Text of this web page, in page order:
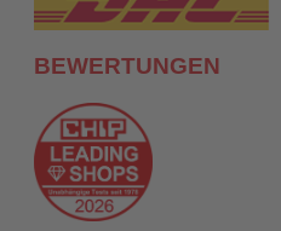
BEWERTUNGEN